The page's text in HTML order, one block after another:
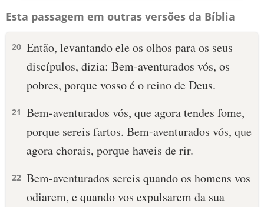
Esta passagem em outras versões da Bíblia
20 Então, levantando ele os olhos para os seus
discípulos, dizia: Bem-aventurados vós, os
pobres, porque vosso é o reino de Deus.
21 Bem-aventurados vós, que agora tendes fome,
porque sereis fartos. Bem-aventurados vós, que
agora chorais, porque haveis de rir.
22 Bem-aventurados sereis quando os homens vos
odiarem, e quando vos expulsarem da sua